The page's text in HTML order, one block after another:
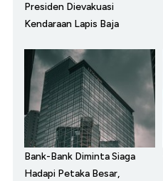
Presiden Dievakuasi
Kendaraan Lapis Baja
Bank-Bank Diminta Siaga
Hadapi Petaka Besar,